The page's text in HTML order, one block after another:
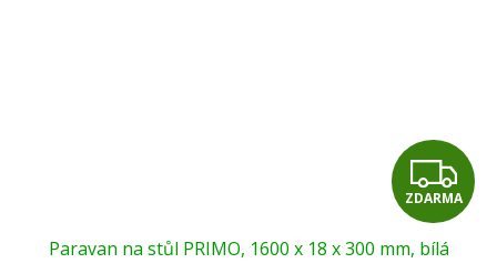
Z
D
ZDARMA
Paravan na stůl PRIMO, 1600 x 18 x 300 mm, bílá